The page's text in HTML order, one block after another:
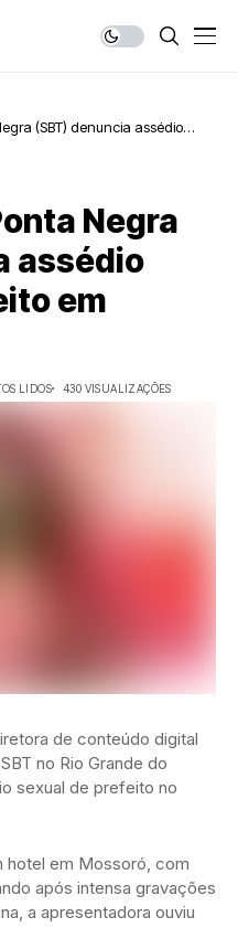
(SBT) denuncia assédio
Negra
assédio
em
LIDOS 430 VISUALIZAÇÕES
de conteúdo digital
no Rio Grande do
sexual de prefeito no
hotel em Mossoró, com
após intensa gravações
a apresentadora ouviu